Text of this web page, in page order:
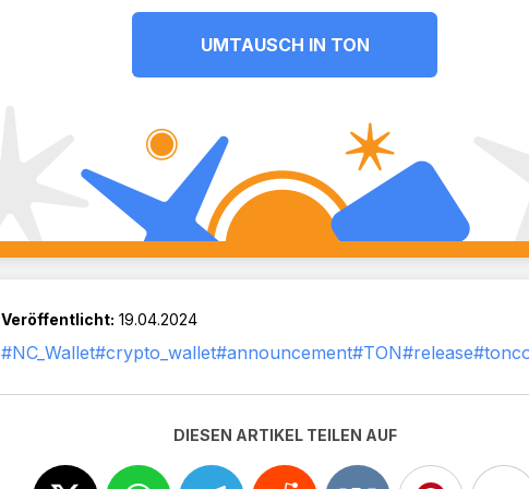
UMTAUSCH IN TON
Veröffentlicht: 19.04.2024
#NC_Wallet#crypto_wallet#announcement#TON#release
DIESEN ARTIKEL TEILEN AUF